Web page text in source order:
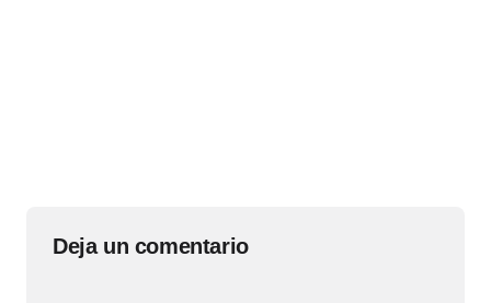
Deja un comentario